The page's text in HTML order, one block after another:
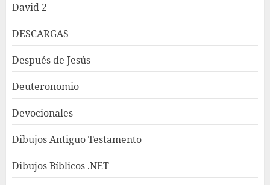
David 2
DESCARGAS
Después de Jesús
Deuteronomio
Devocionales
Dibujos Antiguo Testamento
Dibujos Bíblicos .NET